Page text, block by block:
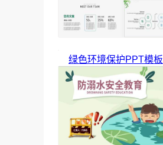
绿色环境保护PPT模板